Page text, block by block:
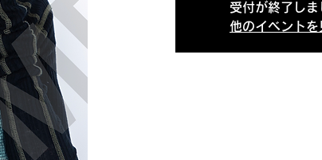
受付が終了しま
他のイベントを